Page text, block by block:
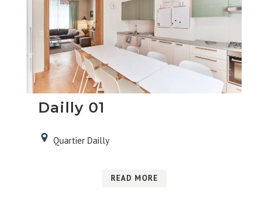
Dailly 01
Quartier Dailly
READ MORE